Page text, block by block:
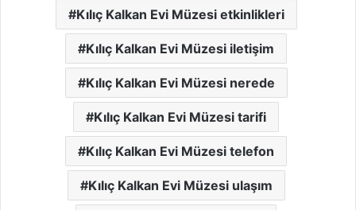
Kılıç Kalkan Evi Müzesi etkinlikleri
Kılıç Kalkan Evi Müzesi iletişim
Kılıç Kalkan Evi Müzesi nerede
Kılıç Kalkan Evi Müzesi tarifi
Kılıç Kalkan Evi Müzesi telefon
Kılıç Kalkan Evi Müzesi ulaşım